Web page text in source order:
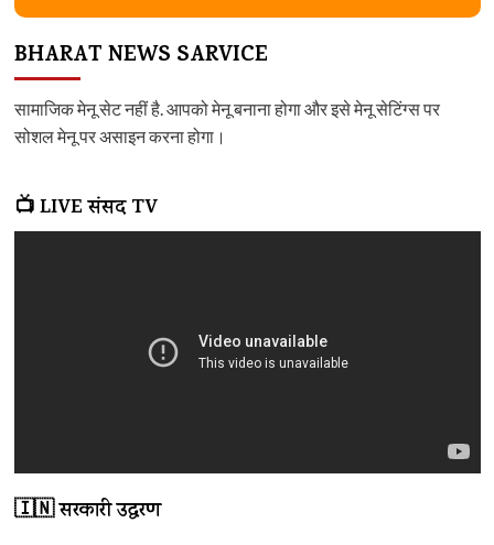
BHARAT NEWS SARVICE
सामाजिक मेनू सेट नहीं है. आपको मेनू बनाना होगा और इसे मेनू सेटिंग्स पर
सोशल मेनू पर असाइन करना होगा।
📺 LIVE संसद TV
🇮🇳 सरकारी उद्धरण